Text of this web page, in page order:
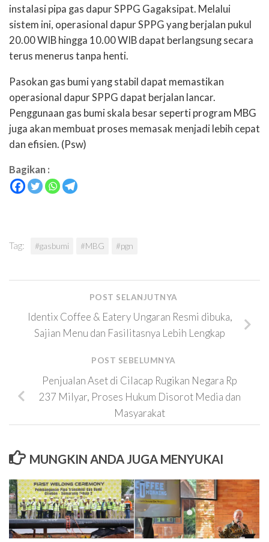
instalasi pipa gas dapur SPPG Gagaksipat. Melalui
sistem ini, operasional dapur SPPG yang berjalan pukul
20.00 WIB hingga 10.00 WIB dapat berlangsung secara
terus menerus tanpa henti.
Pasokan gas bumi yang stabil dapat memastikan
operasional dapur SPPG dapat berjalan lancar.
Penggunaan gas bumi skala besar seperti program MBG
juga akan membuat proses memasak menjadi lebih cepat
dan efisien. (Psw)
Bagikan :
Tag: #gasbumi #MBG #pgn
POST SELANJUTNYA
Identix Coffee & Eatery Ungaran Resmi dibuka,
Sajian Menu dan Fasilitasnya Lebih Lengkap
POST SEBELUMNYA
Penjualan Aset di Cilacap Rugikan Negara Rp
237 Milyar, Proses Hukum Disorot Media dan
Masyarakat
MUNGKIN ANDA JUGA MENYUKAI